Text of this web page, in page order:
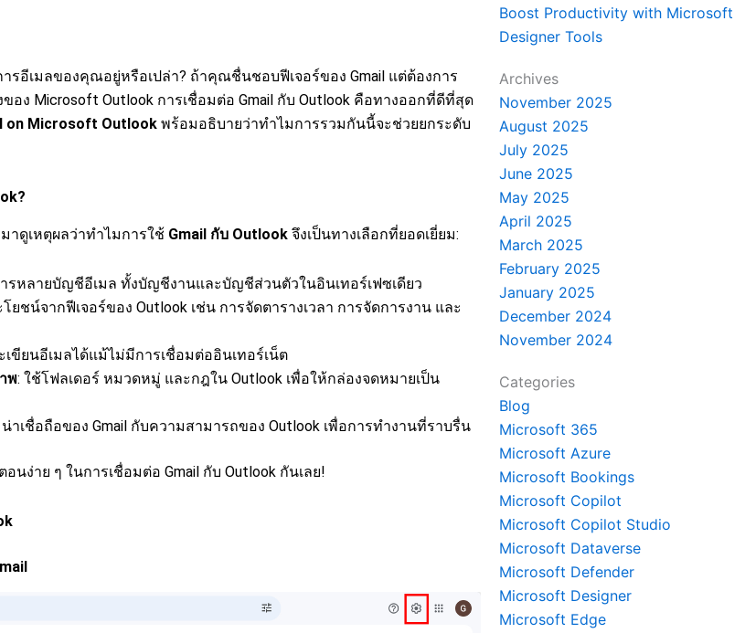
รอีเมลของคุณอยู่หรือเปล่า? ถ้าคุณชื่นชอบฟีเจอร์ของ Gmail แต่ต้องการ
อง Microsoft Outlook การเชื่อมต่อ Gmail กับ Outlook คือทางออกที่ดีที่สุด
on Microsoft Outlookพร้อมอธิบายว่าทำไมการรวมกันนี้จะช่วยยกระดับ
าดูเหตุผลว่าทำไมการใช้ Gmail กับ Outlookจึงเป็นทางเลือกที่ยอดเยี่ยม:
รหลายบัญชีอีเมล ทั้งบัญชีงานและบัญชีส่วนตัวในอินเทอร์เฟซเดียว
โยชน์จากฟีเจอร์ของ Outlook เช่น การจัดตารางเวลา การจัดการงาน และ
เขียนอีเมลได้แม้ไม่มีการเชื่อมต่ออินเทอร์เน็ต
พ: ใช้โฟลเดอร์ หมวดหมู่ และกฎใน Outlook เพื่อให้กล่องจดหมายเป็น
าเชื่อถือของ Gmail กับความสามารถของ Outlook เพื่อการทำงานที่ราบรื่น
ง่าย ๆ ในการเชื่อมต่อ Gmail กับ Outlook กันเลย!
Boost Productivity with Microsoft
Designer Tools
Archives
November 2025
August 2025
July 2025
June 2025
May 2025
April 2025
March 2025
February 2025
January 2025
December 2024
November 2024
Categories
Blog
Microsoft 365
Microsoft Azure
Microsoft Bookings
Microsoft Copilot
Microsoft Copilot Studio
Microsoft Dataverse
Microsoft Defender
Microsoft Designer
Microsoft Edge